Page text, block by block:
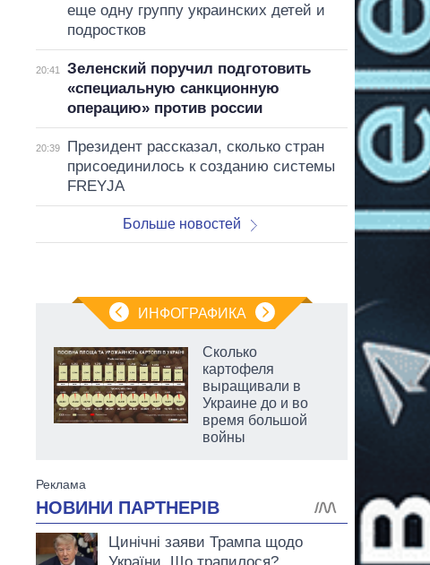
еще одну группу украинских детей и
подростков
20:41
Зеленский поручил подготовить
«специальную санкционную
операцию» против россии
20:39
Президент рассказал, сколько стран
присоединилось к созданию системы
FREYJA
Больше новостей
ИНФОГРАФИКА
Сколько
картофеля
выращивали в
Украине до и во
время большой
войны